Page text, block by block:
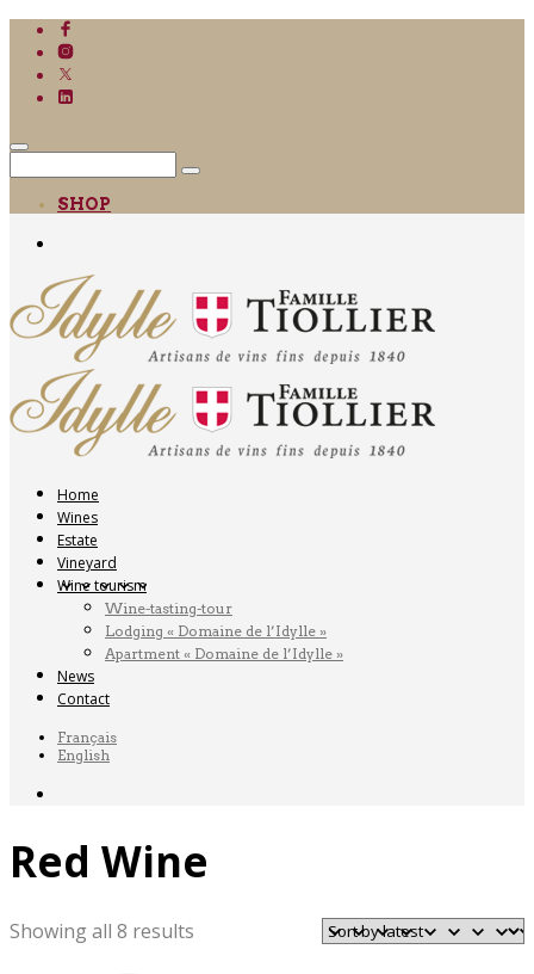
SHOP
Home
Wines
Estate
Vineyard
Wine tourism
Wine-tasting-tour
Lodging « Domaine de l’Idylle »
Apartment « Domaine de l’Idylle »
News
Contact
Français
English
Red Wine
Showing all 8 results